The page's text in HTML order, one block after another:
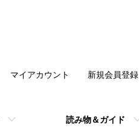
読み物＆ガイド
マイアカウント 新規会員登録